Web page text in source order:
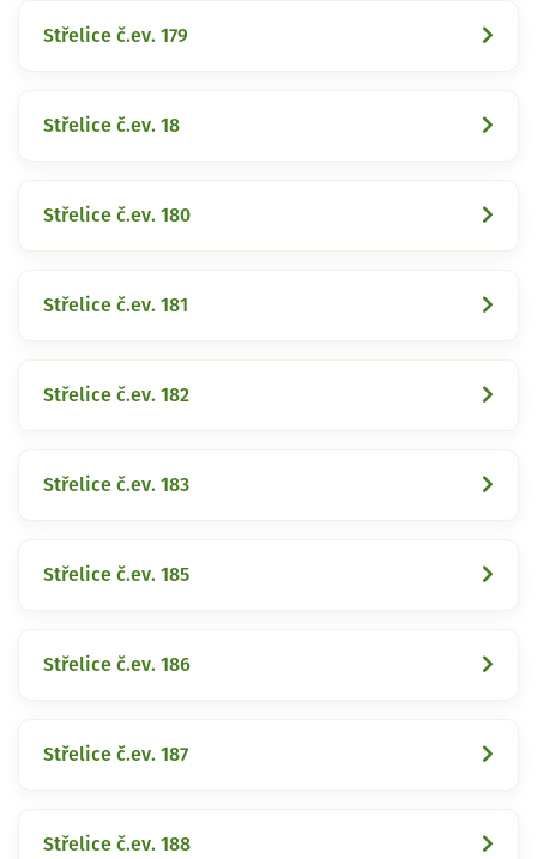
Střelice č.ev. 179
Střelice č.ev. 18
Střelice č.ev. 180
Střelice č.ev. 181
Střelice č.ev. 182
Střelice č.ev. 183
Střelice č.ev. 185
Střelice č.ev. 186
Střelice č.ev. 187
Střelice č.ev. 188